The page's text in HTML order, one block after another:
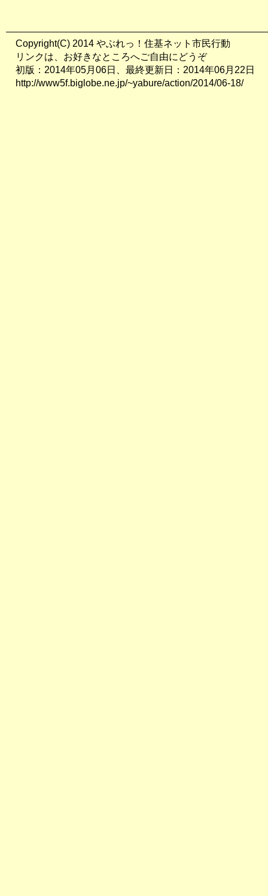
Copyright(C) 2014 やぶれっ！住基ネット市民行動
リンクは、お好きなところへご自由にどうぞ
初版：2014年05月06日、最終更新日：2014年06月22日
http://www5f.biglobe.ne.jp/~yabure/action/2014/06-18/